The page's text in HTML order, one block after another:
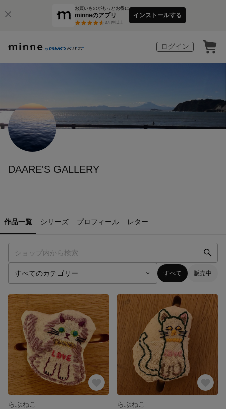
お買いものがもっとお得に
minneのアプリ
3万件以上
インストールする
ログイン
DAARE'S GALLERY
作品一覧 シリーズ プロフィール レター
すべて 販売中
らぶねこ
らぶねこ